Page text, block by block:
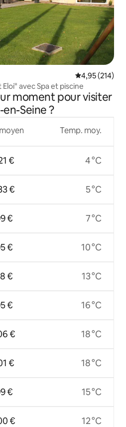
Évaluation
4,95 (214)
avec Spa et piscine
moment pour visiter
en-Seine ?
€
€
€
€
€
€
€
€
€
€
Temp. moy.
4 °C
5 °C
7 °C
10 °C
13 °C
16 °C
18 °C
18 °C
15 °C
12 °C